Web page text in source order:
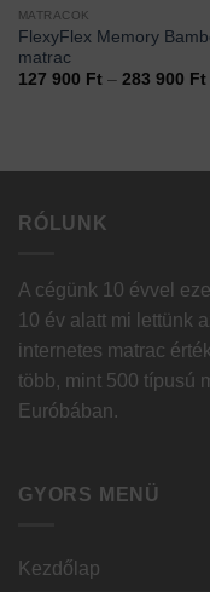
MATRACOK
FlexyFlex Memory
matrac
127 900 Ft – 283 900 Ft
RÓLUNK
A cégünk 10 évvel
10 év alatt mi lettünk
internetes matrac
több, mint 500 típusú
Euróbában.
GYORS MENÜ
Kezdőlap